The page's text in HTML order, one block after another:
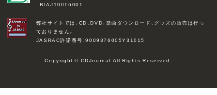
RIAJ10016001
弊社サイトでは、CD、DVD、楽曲ダウンロード、グッズの販売は行っ
ておりません。
JASRAC許諾番号：9009376005Y31015
Copyright © CDJournal All Rights Reserved.